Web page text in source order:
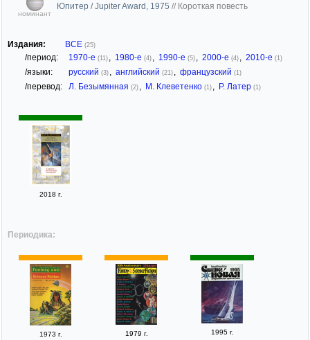
номинант
Юпитер / Jupiter Award, 1975 // Короткая повесть
Издания: ВСЕ (25)
/период: 1970-е (11) 1980-е (4) 1990-е (5) 2000-е (4) 2010-е (1)
/языки: русский (3) английский (21) французский (1)
/перевод: Л. Безымянная (2) М. Клеветенко (1) Р. Латер (1)
2018 г.
Периодика:
1973 г.
1979 г.
1995 г.